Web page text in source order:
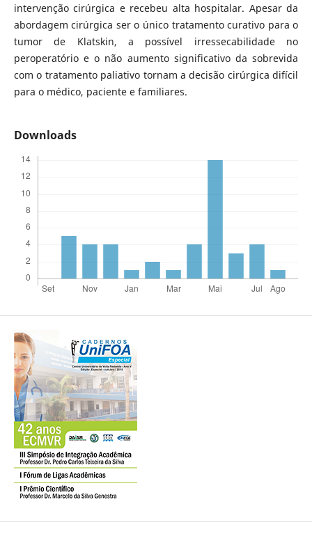
intervenção cirúrgica e recebeu alta hospitalar. Apesar da
abordagem cirúrgica ser o único tratamento curativo para o
tumor de Klatskin, a possível irressecabilidade no
peroperatório e o não aumento significativo da sobrevida
com o tratamento paliativo tornam a decisão cirúrgica difícil
para o médico, paciente e familiares.
Downloads